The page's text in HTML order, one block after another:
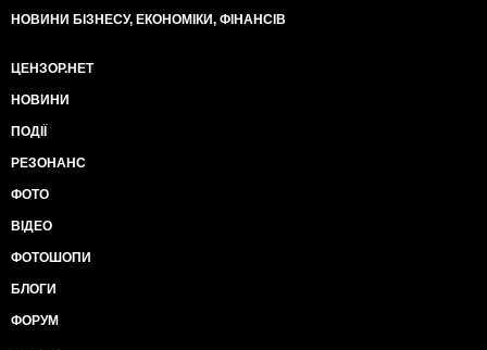
НОВИНИ БІЗНЕСУ, ЕКОНОМІКИ, ФІНАНСІВ
ЦЕНЗОР.НЕТ
НОВИНИ
ПОДІЇ
РЕЗОНАНС
ФОТО
ВІДЕО
ФОТОШОПИ
БЛОГИ
ФОРУМ